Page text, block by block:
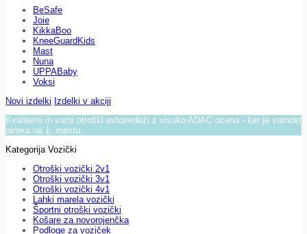
BeSafe
Joie
KikkaBoo
KneeGuardKids
Mast
Nuna
UPPABaby
Voksi
Novi izdelki Izdelki v akciji
Kvalitetni in varni otroški avtosedeži z visoko ADAC oceno - ker je varnost
otroka na 1. mestu.
Kategorija Vozički
Otroški vozički 2v1
Otroški vozički 3v1
Otroški vozički 4v1
Lahki marela vozički
Športni otroški vozički
Košare za novorojenčka
Podloge za voziček